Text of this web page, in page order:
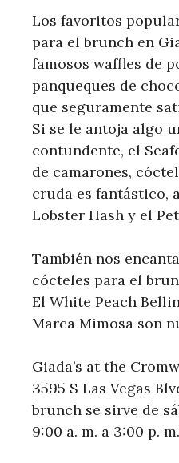
Los favoritos
para el brunch en
famosos waffles de
panqueques de
que seguramente
Si se le antoja algo
contundente, el
de camarones,
cruda es fantástico,
Lobster Hash y el
También nos
cócteles para el
El White Peach
Marca Mimosa son
Giada’s at the
3595 S Las Vegas
brunch se sirve de
9:00 a. m. a 3:00 p. m.